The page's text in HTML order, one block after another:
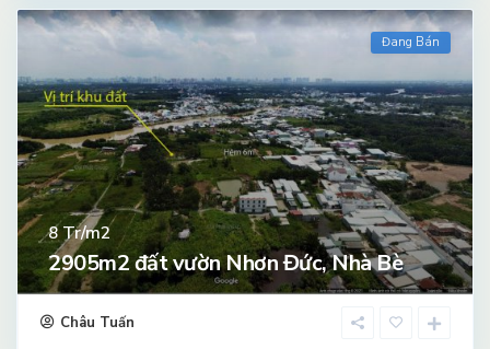
Đang Bán
8 Tr/m2
2905m2 đất vườn Nhơn Đức, Nhà Bè
Châu Tuấn